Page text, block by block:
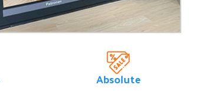
Absolute